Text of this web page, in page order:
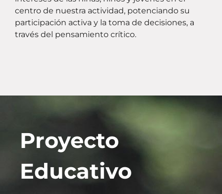
centro de nuestra actividad, potenciando su
participación activa y la toma de decisiones, a
través del pensamiento crítico.
Proyecto
Educativo